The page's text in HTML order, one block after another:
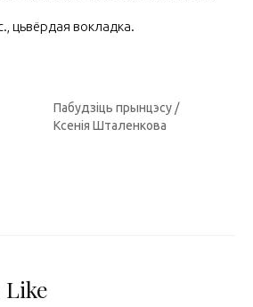
цьвёрдая вокладка.
Пабудзіць прынцэсу /
Ксенія Шталенкова
Like